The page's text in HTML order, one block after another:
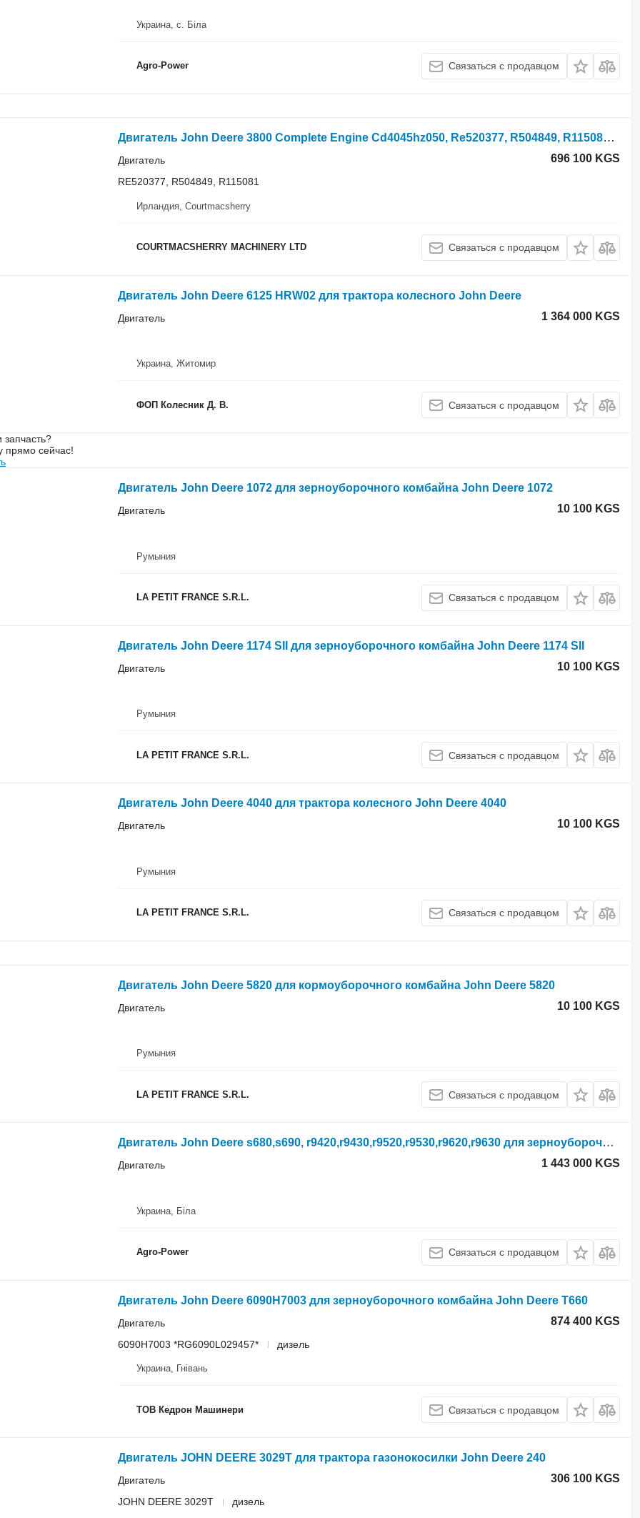
Украина, с. Біла
Agro-Power Связаться с продавцом
Двигатель John Deere 3800 Complete Engine Cd4045hz050, Re520377, R504849, R115081 RE520377
696 100 KGS
Двигатель
RE520377, R504849, R115081
Ирландия, Courtmacsherry
COURTMACSHERRY MACHINERY LTD Связаться с продавцом
Двигатель John Deere 6125 HRW02 для трактора колесного John Deere
1 364 000 KGS
Двигатель
Украина, Житомир
ФОП Колесник Д. В. Связаться с продавцом
прямо сейчас!
Двигатель John Deere 1072 для зерноуборочного комбайна John Deere 1072
10 100 KGS
Двигатель
Румыния
LA PETIT FRANCE S.R.L. Связаться с продавцом
Двигатель John Deere 1174 SII для зерноуборочного комбайна John Deere 1174 SII
10 100 KGS
Двигатель
Румыния
LA PETIT FRANCE S.R.L. Связаться с продавцом
Двигатель John Deere 4040 для трактора колесного John Deere 4040
10 100 KGS
Двигатель
Румыния
LA PETIT FRANCE S.R.L. Связаться с продавцом
Двигатель John Deere 5820 для кормоуборочного комбайна John Deere 5820
10 100 KGS
Двигатель
Румыния
LA PETIT FRANCE S.R.L. Связаться с продавцом
Двигатель John Deere s680,s690, r9420,r9430,r9520,r9530,r9620,r9630 для зерноуборочного комбайна
1 443 000 KGS
Двигатель
Украина, Біла
Agro-Power Связаться с продавцом
Двигатель John Deere 6090H7003 для зерноуборочного комбайна John Deere T660
874 400 KGS
Двигатель
6090H7003 *RG6090L029457*
дизель
Украина, Гнівань
ТОВ Кедрон Машинери Связаться с продавцом
Двигатель JOHN DEERE 3029T для трактора газонокосилки John Deere 240
306 100 KGS
Двигатель
JOHN DEERE 3029T
дизель